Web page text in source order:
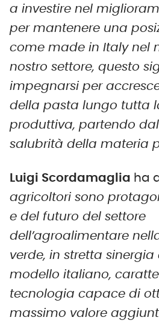
a investire nel
per mantenere una
come made in Italy nel
nostro settore, questo
impegnarsi per
della pasta lungo tutta
produttiva, partendo
salubrità della materia
Luigi Scordamaglia ha
agricoltori sono
e del futuro del settore
dell’agroalimentare
verde, in stretta sinergia
modello italiano,
tecnologia capace di
massimo valore